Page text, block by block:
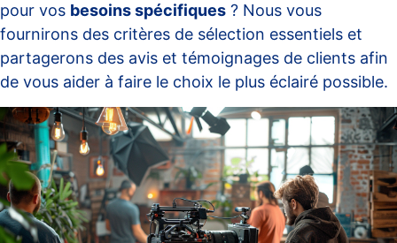
pour vos besoins spécifiques ? Nous vous
fournirons des critères de sélection essentiels et
partagerons des avis et témoignages de clients afin
de vous aider à faire le choix le plus éclairé possible.